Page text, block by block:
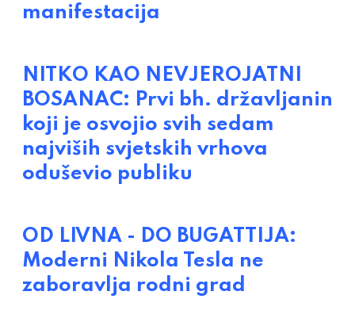
manifestacija
NITKO KAO NEVJEROJATNI
BOSANAC: Prvi bh. državljanin
koji je osvojio svih sedam
najviših svjetskih vrhova
oduševio publiku
OD LIVNA - DO BUGATTIJA:
Moderni Nikola Tesla ne
zaboravlja rodni grad